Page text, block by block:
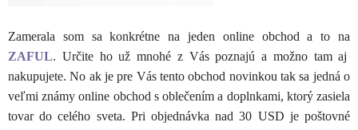
Zamerala som sa konkrétne na jeden online obchod a to na
ZAFUL. Určite ho už mnohé z Vás poznajú a možno tam aj
nakupujete. No ak je pre Vás tento obchod novinkou tak sa jedná o
veľmi známy online obchod s oblečením a doplnkami, ktorý zasiela
tovar do celého sveta. Pri objednávka nad 30 USD je poštovné